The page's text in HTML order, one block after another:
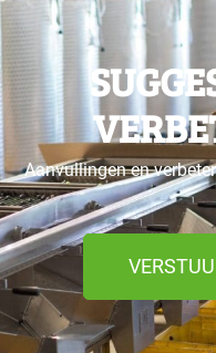
Aanvullingen en